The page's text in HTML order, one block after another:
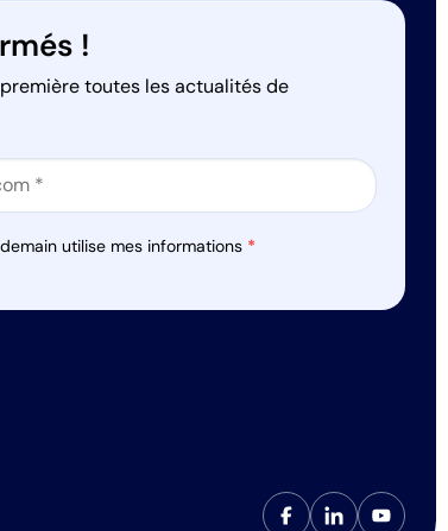
!
toutes les actualités de
utilise mes informations *